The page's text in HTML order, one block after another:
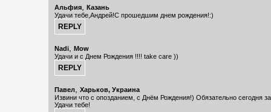
Альфия, Казань
Удачи тебе,Андрей!С прошедшим днем рождения!:)
Nadi, Mow
Удачи и с Днем Рождения !!!! take care ))
Павел, Харьков, Украина
Извини что с опозданием, с Днём Рождения!) Обязательно сегодня
Удачи тебе!